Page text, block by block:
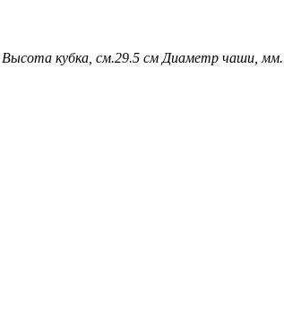
Высота кубка, см.29.5 см Диаметр чаши, мм.